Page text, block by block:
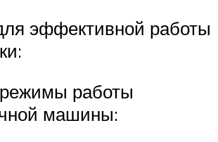
эффективной работы
работы
машины: